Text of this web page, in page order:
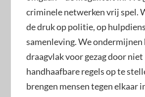
criminele netwerken vrij spel.
de druk op politie, op
samenleving. We ondermijnen
draagvlak voor gezag door niet
handhaafbare regels op te
brengen mensen tegen elkaar